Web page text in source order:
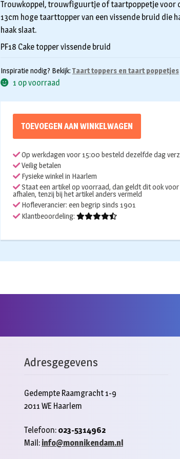
Trouwkoppel, trouwfiguurtje of taartpoppetje voor
13cm hoge taarttopper van een vissende bruid die
haak slaat.
PF18 Cake topper vissende bruid
Inspiratie nodig? Bekijk:Taart toppers en taart poppetjes
1 op voorraad
TOEVOEGEN AAN WINKELWAGEN
Op werkdagen voor 15:00 besteld dezelfde dag
Veilig betalen
Fysieke winkel in Haarlem
Staat een artikel op voorraad, dan geldt dit ook
afhalen, tenzij bij het artikel anders vermeld
Hofleverancier: een begrip sinds 1901
Klantbeoordeling:
Adresgegevens
Gedempte Raamgracht 1-9
2011 WE Haarlem
Telefoon: 023-5314962
Mail: info@monnikendam.nl